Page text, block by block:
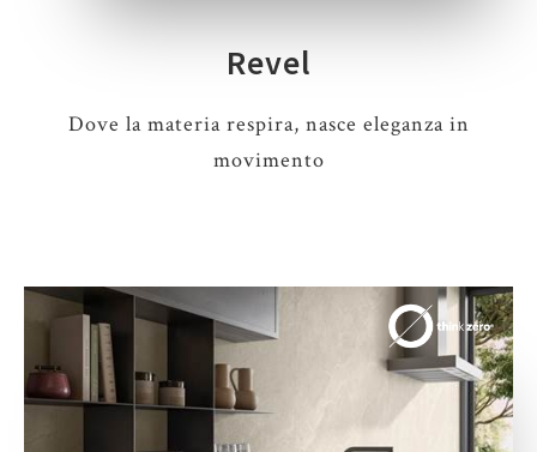
Revel
Dove la materia respira, nasce eleganza in
movimento